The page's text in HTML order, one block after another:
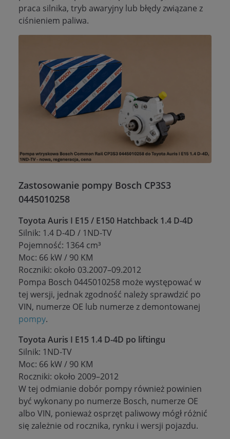
praca silnika, tryb awaryjny lub błędy związane z
ciśnieniem paliwa.
Zastosowanie pompy Bosch CP3S3
0445010258
Toyota Auris I E15 / E150 Hatchback 1.4 D-4D
Silnik: 1.4 D-4D / 1ND-TV
Pojemność: 1364 cm³
Moc: 66 kW / 90 KM
Roczniki: około 03.2007–09.2012
Pompa Bosch 0445010258 może występować w
tej wersji, jednak zgodność należy sprawdzić po
VIN, numerze OE lub numerze z demontowanej
pompy.
Toyota Auris I E15 1.4 D-4D po liftingu
Silnik: 1ND-TV
Moc: 66 kW / 90 KM
Roczniki: około 2009–2012
W tej odmianie dobór pompy również powinien
być wykonany po numerze Bosch, numerze OE
albo VIN, ponieważ osprzęt paliwowy mógł różnić
się zależnie od rocznika, rynku i wersji pojazdu.